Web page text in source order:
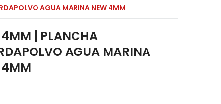
AGUA MARINA NEW 4MM
| PLANCHA
AGUA MARINA
4MM